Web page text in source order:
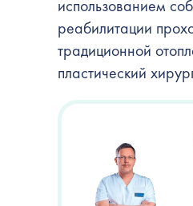
использованием
реабилитации
традиционной
пластический